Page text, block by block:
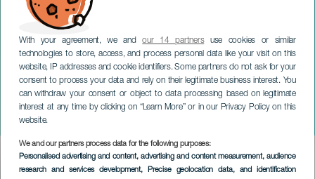
With your agreement, we andour 14 partnersuse cookies or similar
technologies to store, access, and process personal data like your visit on this
website, IP addresses and cookie identifiers. Some partners do not ask for your
consent to process your data and rely on their legitimate business interest. You
can withdraw your consent or object to data processing based on legitimate
interest at any time by clicking on “Learn More” or in our Privacy Policy on this
website.
We and our partners process data for the following purposes:
Personalised advertising and content, advertising and content measurement, audience
research and services development, Precise geolocation data, and identification
Internationella
museidagen
TENERIFE
Imagen
Listado